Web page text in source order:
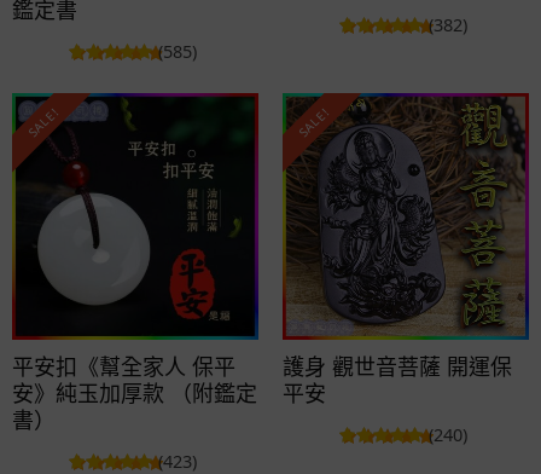
鑑定書
(585)
(382)
SALE!
平安扣《幫全家人 保平
安》純玉加厚款 （附鑑定
書）
(423)
SALE!
護身 觀世音菩薩 開運保
平安
(240)